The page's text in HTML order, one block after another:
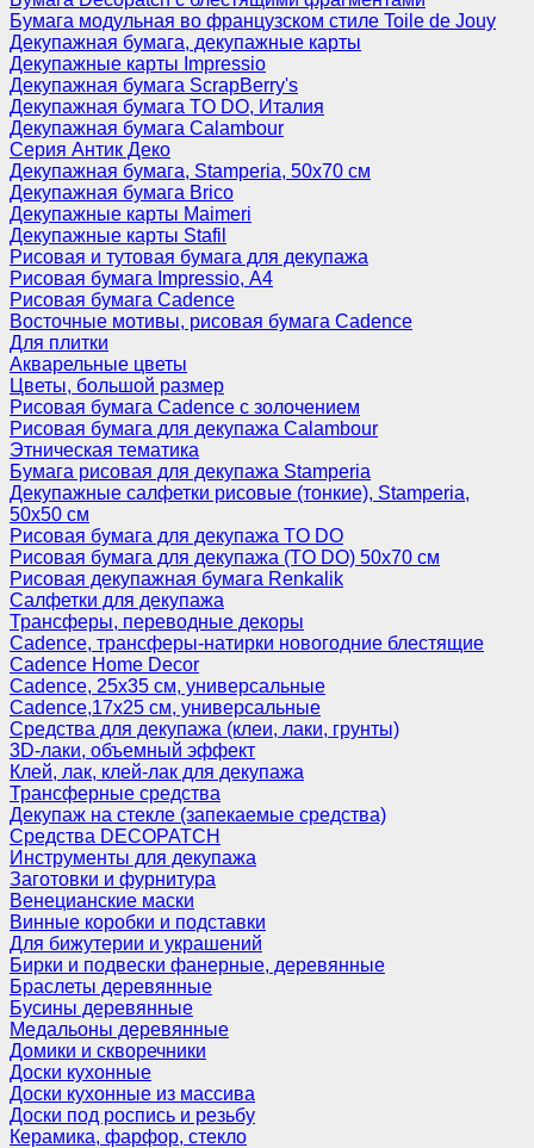
Бумага модульная во французском стиле Toile de Jouy
Декупажная бумага, декупажные карты
Декупажные карты Impressio
Декупажная бумага ScrapBerry's
Декупажная бумага TO DO, Италия
Декупажная бумага Calambour
Серия Антик Деко
Декупажная бумага, Stamperia, 50х70 см
Декупажная бумага Brico
Декупажные карты Maimeri
Декупажные карты Stafil
Рисовая и тутовая бумага для декупажа
Рисовая бумага Impressio, А4
Рисовая бумага Cadence
Восточные мотивы, рисовая бумага Cadence
Для плитки
Акварельные цветы
Цветы, большой размер
Рисовая бумага Cadence c золочением
Рисовая бумага для декупажа Calambour
Этническая тематика
Бумага рисовая для декупажа Stamperia
Декупажные салфетки рисовые (тонкие), Stamperia,
50х50 см
Рисовая бумага для декупажа TO DO
Рисовая бумага для декупажа (TO DO) 50х70 см
Рисовая декупажная бумага Renkalik
Салфетки для декупажа
Трансферы, переводные декоры
Cadence, трансферы-натирки новогодние блестящие
Cadence Home Decor
Cadence, 25х35 см, универсальные
Cadence,17х25 см, универсальные
Средства для декупажа (клеи, лаки, грунты)
3D-лаки, объемный эффект
Клей, лак, клей-лак для декупажа
Трансферные средства
Декупаж на стекле (запекаемые средства)
Средства DECOPATCH
Инструменты для декупажа
Заготовки и фурнитура
Венецианские маски
Винные коробки и подставки
Для бижутерии и украшений
Бирки и подвески фанерные, деревянные
Браслеты деревянные
Бусины деревянные
Медальоны деревянные
Домики и скворечники
Доски кухонные
Доски кухонные из массива
Доски под роспись и резьбу
Керамика, фарфор, стекло